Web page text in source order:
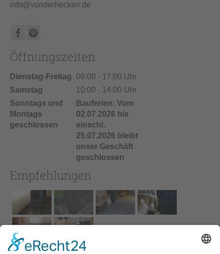
info@vonderhecken.de
Öffnungszeiten
Dienstag-Freitag
09:00 - 17:00 Uhr
Samstag
10:00 - 14:00 Uhr
Sonntags und
Montags
geschlossen
Bauferien: Vom
02.07.2026 bis
einschl.
25.07.2026 bleibt
unser Geschäft
geschlossen
Empfehlungen